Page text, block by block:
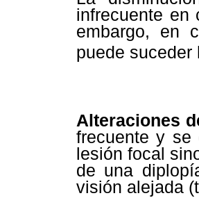
infrecuente en
embargo, en
puede
Alteraciones
frecuente y se
lesión focal
de una
visión alejada